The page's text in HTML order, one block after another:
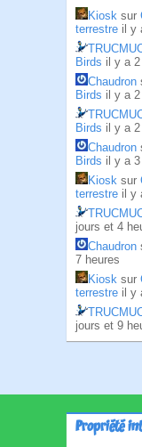
Kiosk sur
terrestre il y
Birds il y a
Chaudron
Birds il y a
Birds il y a
Chaudron
Birds il y a
Kiosk sur
terrestre il y
jours et 4
Chaudron
7 heures
Kiosk sur
terrestre il y
jours et 9
Propriété